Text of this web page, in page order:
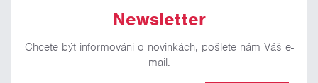
Newsletter
Chcete být informováni o novinkách, pošlete nám Váš e-
mail.